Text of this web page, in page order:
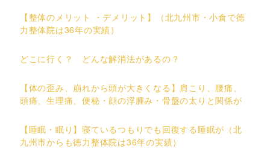
【整体のメリット ・デメリット】（北九州市・小倉で徳
力整体院は36年の実績）
どこに行く？ どんな解消法があるの？
【体の歪み、崩れから頭が大きくなる】肩こり、腰痛、
頭痛、生理痛、便秘・顔の浮腫み・骨盤の太りと関係が
【睡眠・眠り】寝ているつもりでも回復する睡眠が（北
九州市からも徳力整体院は36年の実績）